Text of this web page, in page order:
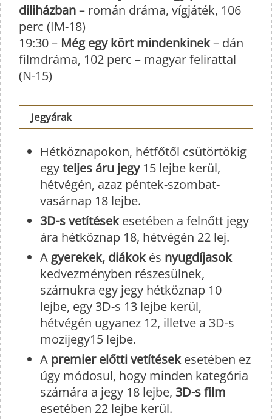
diliházban– román dráma, vígjáték, 106
perc (IM-18)
19:30 – Még egy kört mindenkinek– dán
filmdráma, 102 perc – magyar felirattal
(N-15)
Jegyárak
Hétköznapokon, hétfőtől csütörtökig
egyteljes áru jegy15 lejbe kerül,
hétvégén, azaz péntek-szombat-
vasárnap 18 lejbe.
3D-s vetítésekesetében a felnőtt jegy
ára hétköznap 18, hétvégén 22 lej.
Agyerekek, diákokés nyugdíjasok
kedvezményben részesülnek,
számukra egy jegy hétköznap 10
lejbe, egy 3D-s 13 lejbe kerül,
hétvégén ugyanez 12, illetve a 3D-s
mozijegy15 lejbe.
A premier előtti vetítésekesetében ez
úgy módosul, hogy minden kategória
számára a jegy 18 lejbe, 3D-s film
esetében 22 lejbe kerül.